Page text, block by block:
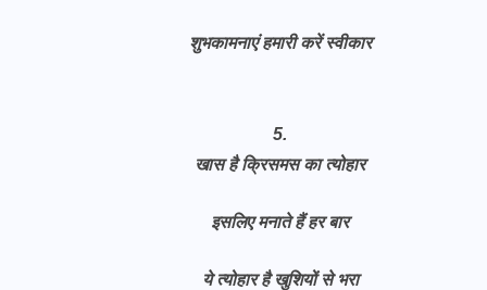
शुभकामनाएं हमारी करें स्वीकार
5.
खास है क्रिसमस का त्योहार
इसलिए मनाते हैं हर बार
ये त्योहार है खुशियों से भरा